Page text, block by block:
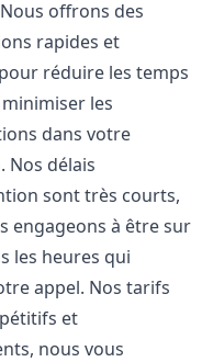
offrons des
rapides et
réduire les temps
les
dans votre
Nos délais
sont très courts,
engageons à être sur
les heures qui
appel. Nos tarifs
et
nous vous